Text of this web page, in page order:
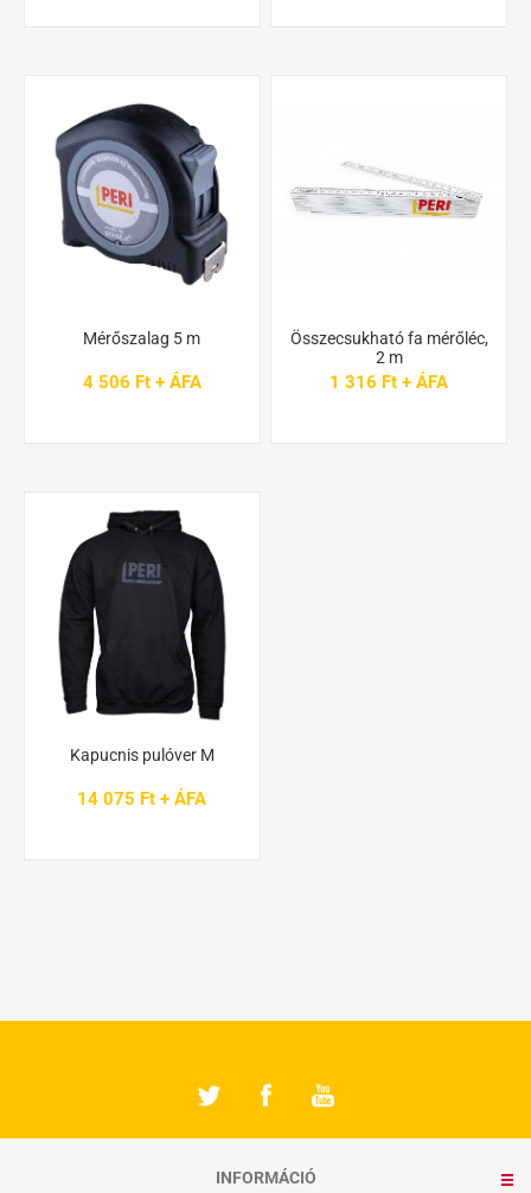
Mérőszalag 5 m
4 506 Ft + ÁFA
Összecsukható fa mérőléc,
2 m
1 316 Ft + ÁFA
Kapucnis pulóver M
14 075 Ft + ÁFA
INFORMÁCIÓ